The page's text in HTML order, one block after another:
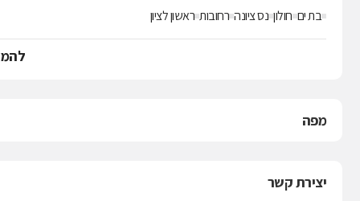
בת ים חולון נס ציונה רחובות ראשון לציון
מפה
יצירת קשר